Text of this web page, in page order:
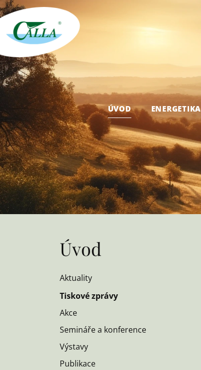
ÚVOD ENERGETIKA
Úvod
Aktuality
Tiskové zprávy
Akce
Semináře a konference
Výstavy
Publikace